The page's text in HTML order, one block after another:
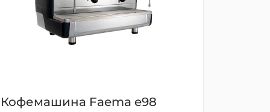
Кофемашина Faema e98